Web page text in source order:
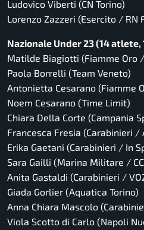
Ludovico Viberti (CN Torino)
Lorenzo Zazzeri (Esercito / RN
Nazionale Under 23 (14
Matilde Biagiotti (Fiamme Oro
Paola Borrelli (Team Veneto)
Antonietta Cesarano (Fiamme
Noem Cesarano (Time Limit)
Chiara Della Corte (Campania
Francesca Fresia (Carabinieri /
Erika Gaetani (Carabinieri / In
Sara Gailli (Marina Militare /
Anita Gastaldi (Carabinieri /
Giada Gorlier (Aquatica Torino)
Anna Chiara Mascolo
Viola Scotto di Carlo (Napoli